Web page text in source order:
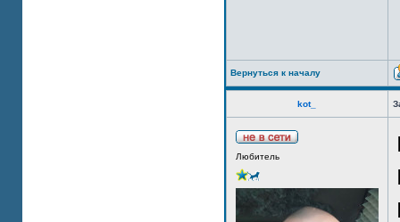
Вернуться к началу
kot_
Любитель